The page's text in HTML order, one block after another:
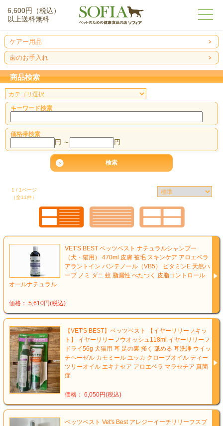
6,600円（税込）
以上送料無料
ケアー用品
歯のお手入れ
商品検索
キーワード検索
価格帯検索
円 ～ 円
1 / 1ページ
（全11件）
VET'S BEST ベッツベスト ナチュラルシャンプー
（犬・猫用） 470ml 皮膚 被毛 スキンケア アロエベラ
アラントイン パンテノール（VB5） ビタミンE 天然ハ
ーブ ノミ ダニ 蚊 脂漏性 べたつく 皮脂コントロール
オールナチュラル
価格： 5,610円(税込)
【VET'S BEST】ベッツベスト 【イヤーリリーフキッ
ト】 イヤーリリーフウオッシュ118ml イヤーリリーフ
ドライ56g 犬猫用 耳 足の裏 掻く 舐める 耳洗浄 ウイッ
チヘーゼル カモミール ユッカ クローブオイル ティー
ツリーオイル エキナセア アロエベラ マラセチア 真菌
症
価格： 6,050円(税込)
ベッツベスト Vet's Best アレジーイーチリリーフスプ